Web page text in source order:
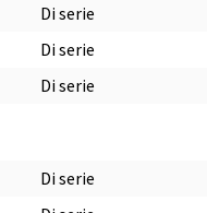
Di serie
Di serie
Di serie
Di serie